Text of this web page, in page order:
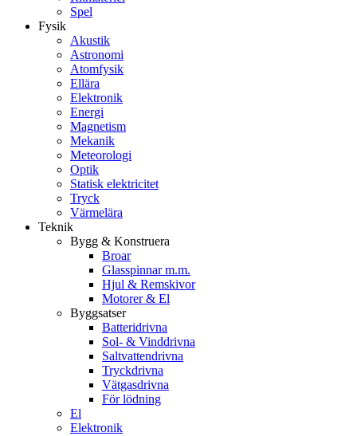
Spel
Fysik
Akustik
Astronomi
Atomfysik
Ellära
Elektronik
Energi
Magnetism
Mekanik
Meteorologi
Optik
Statisk elektricitet
Tryck
Värmelära
Teknik
Bygg & Konstruera
Broar
Glasspinnar m.m.
Hjul & Remskivor
Motorer & El
Byggsatser
Batteridrivna
Sol- & Vinddrivna
Saltvattendrivna
Tryckdrivna
Vätgasdrivna
För lödning
El
Elektronik